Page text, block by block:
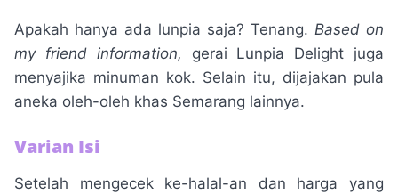
Apakah hanya ada lunpia saja? Tenang. Based on
my friend information, gerai Lunpia Delight juga
menyajika minuman kok. Selain itu, dijajakan pula
aneka oleh-oleh khas Semarang lainnya.
Varian Isi
Setelah mengecek ke-halal-an dan harga yang